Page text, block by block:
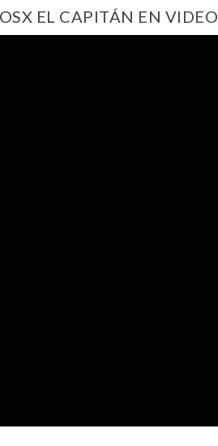
EL CAPITÁN EN VIDEO